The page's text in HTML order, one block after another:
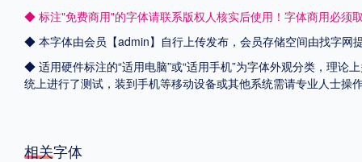
◆ 标注"免费商用"的字体请联系版权人核实后使用！字体商用必须
◆ 本字体由会员【admin】自行上传发布，会员存储空间由找字网
◆ 适用硬件标注的“适用电脑”或“适用手机”为字体外观分类，理论
统上进行了测试，装到手机等移动设备或其他系统需请专业人士
相关字体